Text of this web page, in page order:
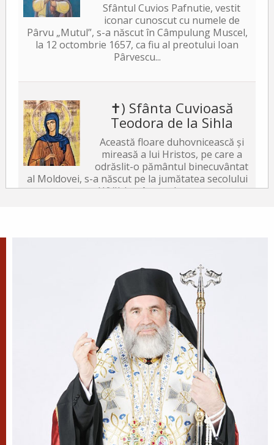
Sfântul Cuvios Pafnutie, vestit
iconar cunoscut cu numele de
Pârvu „Mutul”, s-a născut în Câmpulung Muscel,
la 12 octombrie 1657, ca fiu al preotului Ioan
Pârvescu...
✝) Sfânta Cuvioasă
Teodora de la Sihla
Această floare duhovnicească și
mireasă a lui Hristos, pe care a
odrăslit-o pământul binecuvântat
al Moldovei, s-a născut pe la jumătatea secolului
al XVII-lea, în satul...
Domnului
Schimbarea la Față a
Mântuitorului Iisus Hristos este
unul din Praznicele împărătești ale Bisericii
Ortodoxe, sărbătorită la 6 august.
Sfântul Antonie de la
Optina
Doamne, ajută-mi să văd păcatele
mele; Doamne, dă-mi răbdare,
mărinimie şi blândeţe!